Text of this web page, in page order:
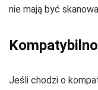
nie mają być
Jeśli chodzi o